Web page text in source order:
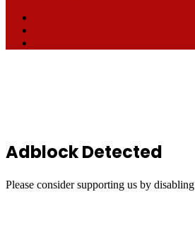
Adblock Detected
Please consider supporting us by